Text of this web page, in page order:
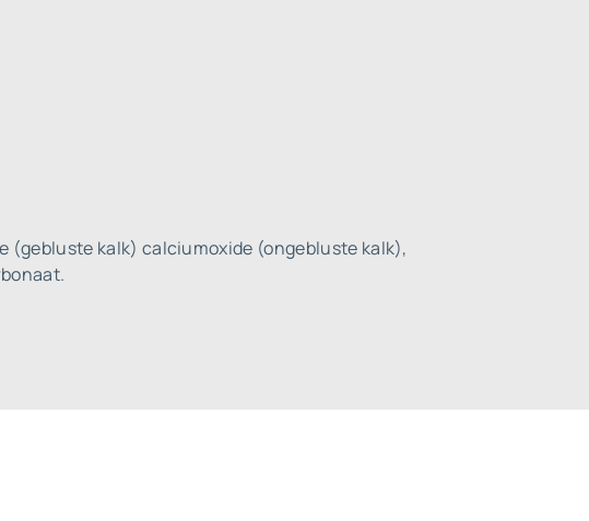
(gebluste kalk) calciumoxide (ongebluste kalk),